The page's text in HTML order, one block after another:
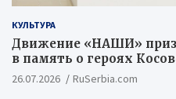
КУЛЬТУРА
Движение «НАШИ»
в память о героях
26.07.2026 RuSerbia.com